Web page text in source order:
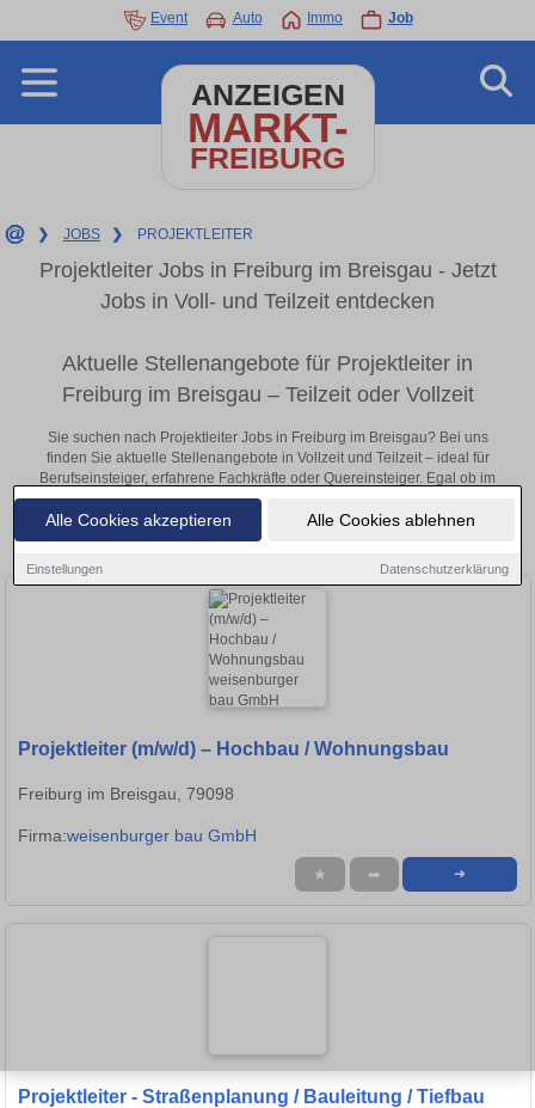
Alle Cookies akzeptieren Alle Cookies ablehnen
Einstellungen Datenschutzerklärung
Event Auto Immo Job
ANZEIGEN
MARKT-
FREIBURG
❯ JOBS ❯ PROJEKTLEITER
Projektleiter Jobs in Freiburg im Breisgau - Jetzt
Jobs in Voll- und Teilzeit entdecken
Aktuelle Stellenangebote für Projektleiter in
Freiburg im Breisgau – Teilzeit oder Vollzeit
Sie suchen nach Projektleiter Jobs in Freiburg im Breisgau? Bei uns
finden Sie aktuelle Stellenangebote in Vollzeit und Teilzeit – ideal für
Berufseinsteiger, erfahrene Fachkräfte oder Quereinsteiger. Egal ob im
Büro, vor Ort oder remote: Entdecken Sie jetzt neue Chancen in Ihrer
Region und bewerben Sie sich direkt auf passende Projektleiter-Stellen
in Freiburg im Breisgau!
Projektleiter (m/w/d) – Hochbau / Wohnungsbau
Freiburg im Breisgau, 79098
Firma:weisenburger bau GmbH
★ ➦ ➜
Projektleiter - Straßenplanung / Bauleitung / Tiefbau